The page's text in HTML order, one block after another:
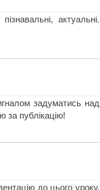
актуальні.
задуматись над
за публікацію!
до цього уроку,